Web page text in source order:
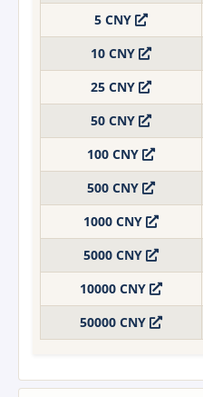
5 CNY
10 CNY
25 CNY
50 CNY
100 CNY
500 CNY
1000 CNY
5000 CNY
10000 CNY
50000 CNY